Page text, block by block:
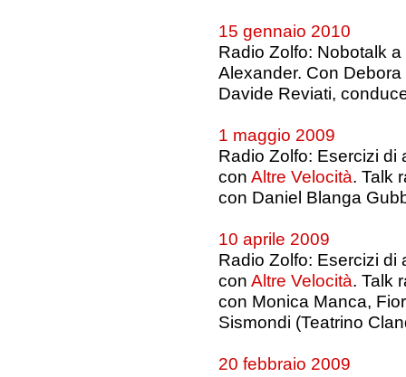
15 gennaio 2010
Radio Zolfo: Nobotalk
Alexander. Con
Davide Reviati,
1 maggio 2009
Radio Zolfo: Esercizi di
con Altre Velocità. Talk
con Daniel Blanga
10 aprile 2009
Radio Zolfo: Esercizi di
con Altre Velocità. Talk
con Monica Manca,
Sismondi (Teatrino
20 febbraio 2009